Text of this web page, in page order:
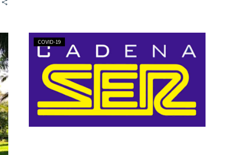
hoteles
no
pueden
parecerse
a
quirófanos»
COVID-19